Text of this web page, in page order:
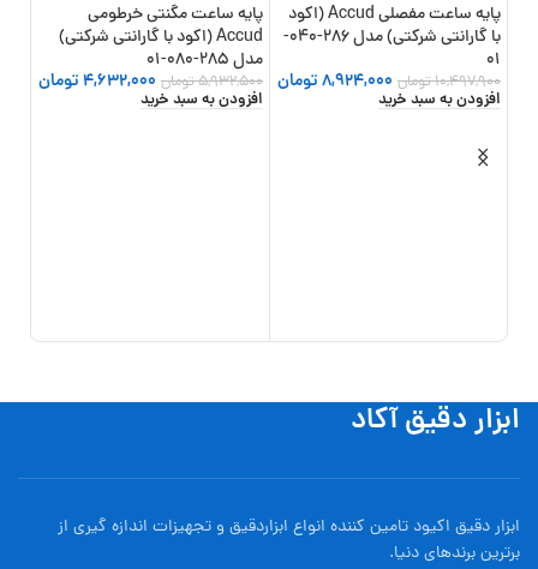
-15%
پایه ساعت مفصلی Accud (اکود
با گارانتی شرکتی) مدل 286-040-
01
10,497,900تومان 8,924,000تومان
افزودن به سبد خرید
-22%
پایه ساعت مگنتی خرطومی
Accud (اکود با گارانتی شرکتی)
مدل 285-080-01
5,932,500تومان 4,632,000تومان
افزودن به سبد خرید
ابزار دقیق آکاد
ابزار دقیق اکیود تامین کننده انواع ابزاردقيق و تجهيزات اندازه گیری از
برترین برندهای دنیا.